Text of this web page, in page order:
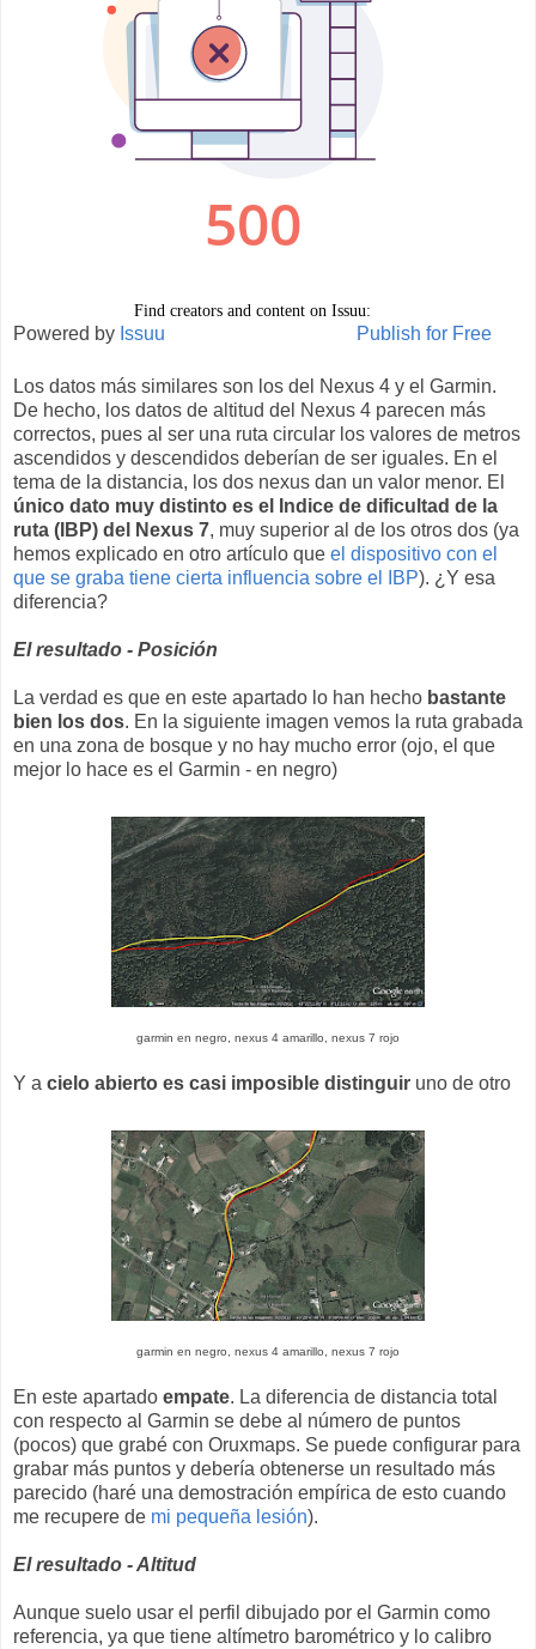
Powered by Issuu Publish for Free
Los datos más similares son los del Nexus 4 y el Garmin.
De hecho, los datos de altitud del Nexus 4 parecen más
correctos, pues al ser una ruta circular los valores de metros
ascendidos y descendidos deberían de ser iguales. En el
tema de la distancia, los dos nexus dan un valor menor. El
único dato muy distinto es el Indice de dificultad de la
ruta (IBP) del Nexus 7, muy superior al de los otros dos (ya
hemos explicado en otro artículo que el dispositivo con el
que se graba tiene cierta influencia sobre el IBP). ¿Y esa
diferencia?
El resultado - Posición
La verdad es que en este apartado lo han hecho bastante
bien los dos. En la siguiente imagen vemos la ruta grabada
en una zona de bosque y no hay mucho error (ojo, el que
mejor lo hace es el Garmin - en negro)
garmin en negro, nexus 4 amarillo, nexus 7 rojo
Y a cielo abierto es casi imposible distinguir uno de otro
garmin en negro, nexus 4 amarillo, nexus 7 rojo
En este apartado empate. La diferencia de distancia total
con respecto al Garmin se debe al número de puntos
(pocos) que grabé con Oruxmaps. Se puede configurar para
grabar más puntos y debería obtenerse un resultado más
parecido (haré una demostración empírica de esto cuando
me recupere de mi pequeña lesión).
El resultado - Altitud
Aunque suelo usar el perfil dibujado por el Garmin como
referencia, ya que tiene altímetro barométrico y lo calibro